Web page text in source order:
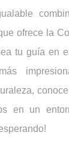
ofrece la
tu guía en
en un